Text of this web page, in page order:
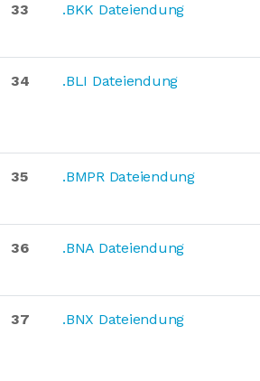
33 .BKK Dateiendung
34 .BLI Dateiendung
35 .BMPR Dateiendung
36 .BNA Dateiendung
37 .BNX Dateiendung